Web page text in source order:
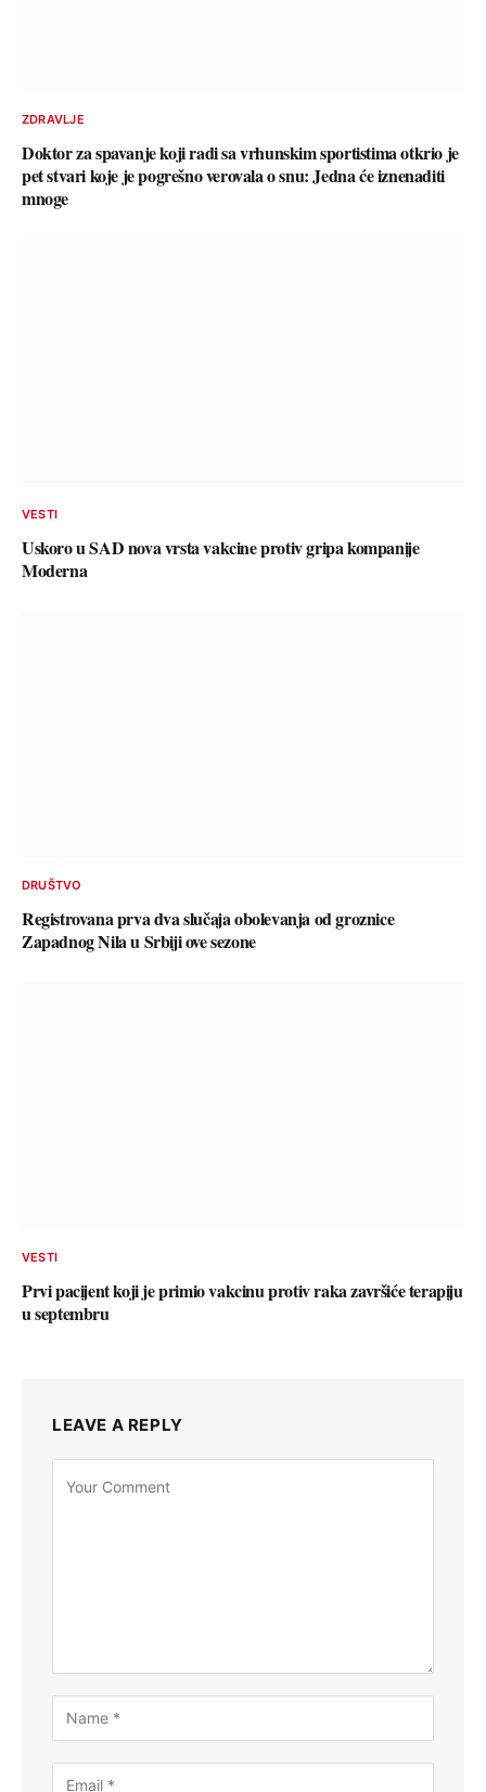
ZDRAVLJE
Doktor za spavanje koji radi sa vrhunskim sportistima otkrio je
pet stvari koje je pogrešno verovala o snu: Jedna će iznenaditi
mnoge
VESTI
Uskoro u SAD nova vrsta vakcine protiv gripa kompanije
Moderna
DRUŠTVO
Registrovana prva dva slučaja obolevanja od groznice
Zapadnog Nila u Srbiji ove sezone
VESTI
Prvi pacijent koji je primio vakcinu protiv raka završiće terapiju
u septembru
LEAVE A REPLY